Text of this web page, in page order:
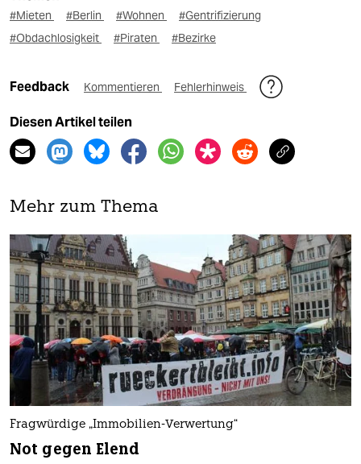
#Mieten #Berlin #Wohnen
#Gentrifizierung
#Obdachlosigkeit
#Piraten #Bezirke
Feedback Kommentieren Fehlerhinweis
Diesen Artikel teilen
Mehr zum Thema
Fragwürdige „Immobilien-Verwertung“
Not gegen Elend